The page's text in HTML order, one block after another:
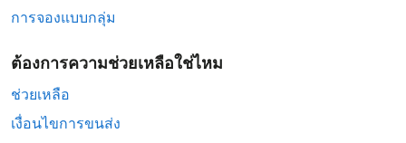
การจองแบบกลุ่ม
ต้องการความช่วยเหลือใช่ไหม
ช่วยเหลือ
เงื่อนไขการขนส่ง